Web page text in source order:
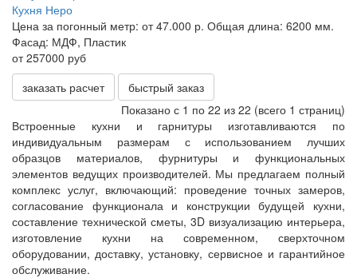
Кухня Неро
Цена за погонный метр: от 47.000 р. Общая длина: 6200 мм.
Фасад: МДФ, Пластик
от 257000 руб
заказать расчет
быстрый заказ
Показано с 1 по 22 из 22 (всего 1 страниц)
Встроенные кухни и гарнитуры изготавливаются по
индивидуальным размерам с использованием лучших
образцов материалов, фурнитуры и функциональных
элементов ведущих производителей. Мы предлагаем полный
комплекс услуг, включающий: проведение точных замеров,
согласование функционала и конструкции будущей кухни,
составление технической сметы, 3D визуализацию интерьера,
изготовление кухни на современном, сверхточном
оборудовании, доставку, установку, сервисное и гарантийное
обслуживание.